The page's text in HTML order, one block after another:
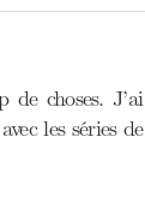
choses.
les séries